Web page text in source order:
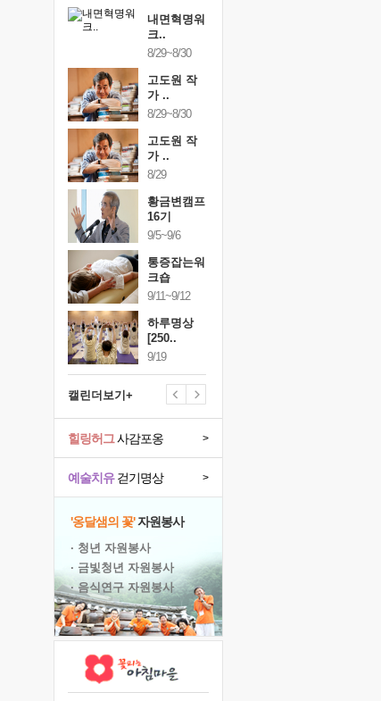
내면혁명워
크..
8/29~8/30
고도원 작
가 ..
8/29~8/30
고도원 작
가 ..
8/29
황금변캠프
16기
9/5~9/6
통증잡는워
크숍
9/11~9/12
하루명상
[250..
9/19
캘린더보기+
예술치유걷기명상 >
힐링허그사감포옹 >
'옹달샘의 꽃'자원봉사
· 청년 자원봉사
· 금빛청년 자원봉사
· 음식연구 자원봉사